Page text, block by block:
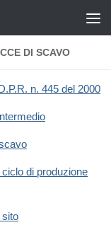
DI SCAVO
n. 445 del 2000
di produzione
sito